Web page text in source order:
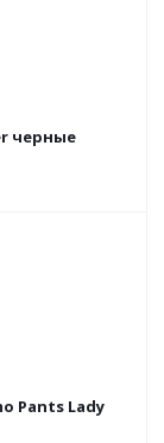
черные
Pants Lady